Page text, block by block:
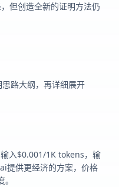
但创造全新的证明方法仍
路大纲，再详细展开
入$0.001/1K tokens，输
提供更经济的方案，价格